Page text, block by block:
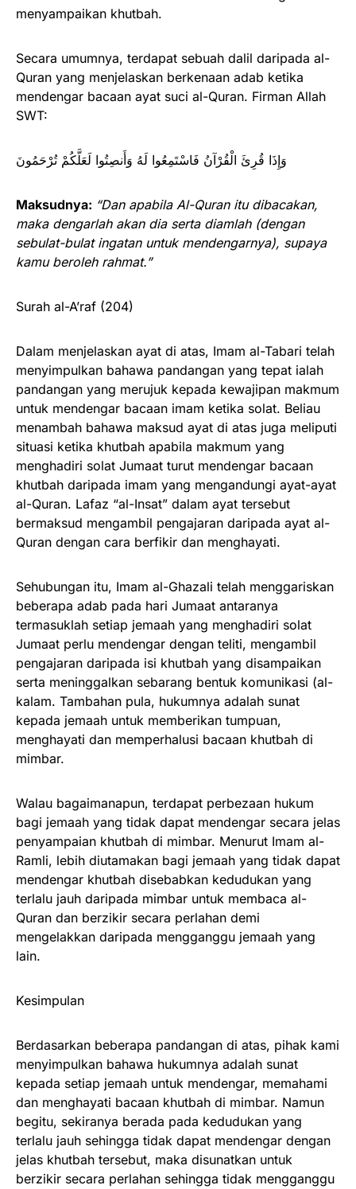
menyampaikan khutbah.
Secara umumnya, terdapat sebuah dalil daripada al-
Quran yang menjelaskan berkenaan adab ketika
mendengar bacaan ayat suci al-Quran. Firman Allah
SWT:
وَإِذَا قُرِئَ الْقُرْآنُ فَاسْتَمِعُوا لَهُ وَأَنصِتُوا لَعَلَّكُمْ تُرْحَمُونَ
Maksudnya: “Dan apabila Al-Quran itu dibacakan,
maka dengarlah akan dia serta diamlah (dengan
sebulat-bulat ingatan untuk mendengarnya), supaya
kamu beroleh rahmat.”
Surah al-A’raf (204)
Dalam menjelaskan ayat di atas, Imam al-Tabari telah
menyimpulkan bahawa pandangan yang tepat ialah
pandangan yang merujuk kepada kewajipan makmum
untuk mendengar bacaan imam ketika solat. Beliau
menambah bahawa maksud ayat di atas juga meliputi
situasi ketika khutbah apabila makmum yang
menghadiri solat Jumaat turut mendengar bacaan
khutbah daripada imam yang mengandungi ayat-ayat
al-Quran. Lafaz “al-Insat” dalam ayat tersebut
bermaksud mengambil pengajaran daripada ayat al-
Quran dengan cara berfikir dan menghayati.
Sehubungan itu, Imam al-Ghazali telah menggariskan
beberapa adab pada hari Jumaat antaranya
termasuklah setiap jemaah yang menghadiri solat
Jumaat perlu mendengar dengan teliti, mengambil
pengajaran daripada isi khutbah yang disampaikan
serta meninggalkan sebarang bentuk komunikasi (al-
kalam. Tambahan pula, hukumnya adalah sunat
kepada jemaah untuk memberikan tumpuan,
menghayati dan memperhalusi bacaan khutbah di
mimbar.
Walau bagaimanapun, terdapat perbezaan hukum
bagi jemaah yang tidak dapat mendengar secara jelas
penyampaian khutbah di mimbar. Menurut Imam al-
Ramli, lebih diutamakan bagi jemaah yang tidak dapat
mendengar khutbah disebabkan kedudukan yang
terlalu jauh daripada mimbar untuk membaca al-
Quran dan berzikir secara perlahan demi
mengelakkan daripada mengganggu jemaah yang
lain.
Kesimpulan
Berdasarkan beberapa pandangan di atas, pihak kami
menyimpulkan bahawa hukumnya adalah sunat
kepada setiap jemaah untuk mendengar, memahami
dan menghayati bacaan khutbah di mimbar. Namun
begitu, sekiranya berada pada kedudukan yang
terlalu jauh sehingga tidak dapat mendengar dengan
jelas khutbah tersebut, maka disunatkan untuk
berzikir secara perlahan sehingga tidak mengganggu